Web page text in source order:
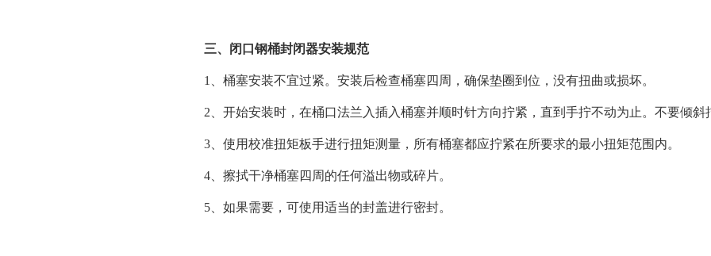
三、闭口钢桶封闭器安装规范
1、桶塞安装不宜过紧。安装后检查桶塞四周，确保垫圈到位，没有扭曲或损坏。
2、开始安装时，在桶口法兰入插入桶塞并顺时针方向拧紧，直到手拧不动为止。不要倾斜
3、使用校准扭矩板手进行扭矩测量，所有桶塞都应拧紧在所要求的最小扭矩范围内。
4、擦拭干净桶塞四周的任何溢出物或碎片。
5、如果需要，可使用适当的封盖进行密封。